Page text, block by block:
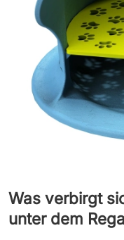
Was verbirgt
unter dem